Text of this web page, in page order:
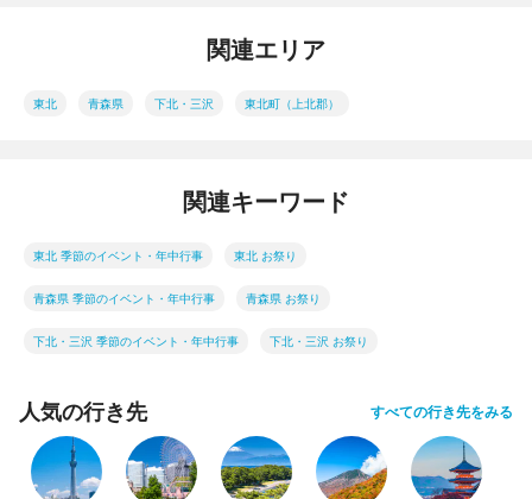
関連エリア
東北 青森県 下北・三沢 東北町（上北郡）
関連キーワード
東北 季節のイベント・年中行事 東北 お祭り
青森県 季節のイベント・年中行事 青森県 お祭り
下北・三沢 季節のイベント・年中行事 下北・三沢 お祭り
人気の行き先 すべての行き先をみる